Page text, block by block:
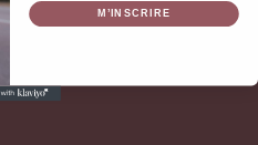
M’INSCRIRE